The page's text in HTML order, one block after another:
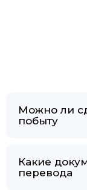
Можно ли
побыту
Какие
перевода